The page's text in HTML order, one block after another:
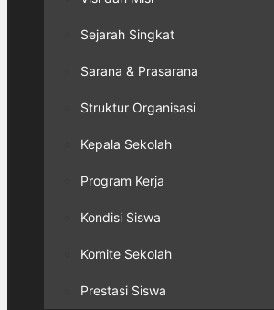
Sejarah Singkat
Sarana & Prasarana
Struktur Organisasi
Kepala Sekolah
Program Kerja
Kondisi Siswa
Komite Sekolah
Prestasi Siswa